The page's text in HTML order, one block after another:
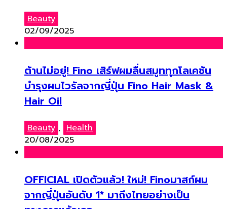
Beauty
02/09/2025
ต้านไม่อยู่! Fino เสิร์ฟผมลื่นสมูททุกโลเคชัน
บำรุงผมไวรัลจากญี่ปุ่น Fino Hair Mask &
Hair Oil
Beauty , Health
20/08/2025
OFFICIAL เปิดตัวแล้ว! ใหม่! Finoมาสก์ผม
จากญี่ปุ่นอันดับ 1* มาถึงไทยอย่างเป็น